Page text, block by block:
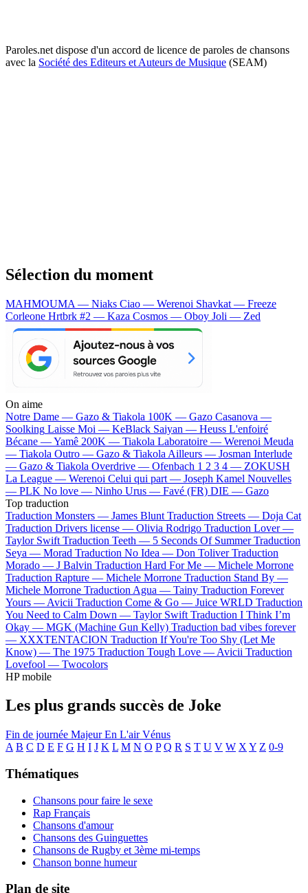
Paroles.net dispose d'un accord de licence de paroles de chansons
avec la Société des Editeurs et Auteurs de Musique (SEAM)
Sélection du moment
MAHMOUMA — Niaks Ciao — Werenoi Shavkat — Freeze
Corleone Hrtbrk #2 — Kaza Cosmos — Oboy Joli — Zed
On aime
Notre Dame — Gazo & Tiakola 100K — Gazo Casanova —
Soolking Laisse Moi — KeBlack Saiyan — Heuss L'enfoiré
Bécane —Yamê 200K — Tiakola Laboratoire — Werenoi Meuda
— Tiakola Outro — Gazo & Tiakola Ailleurs — Josman Interlude
— Gazo & Tiakola Overdrive — Ofenbach 1 2 3 4 — ZOKUSH
La League — Werenoi Celui qui part — Joseph Kamel Nouvelles
— PLK No love — Ninho Urus — Favé (FR) DIE — Gazo
Top traduction
Traduction Monsters — James Blunt Traduction Streets — Doja Cat
Traduction Drivers license — Olivia Rodrigo Traduction Lover —
Taylor Swift Traduction Teeth — 5 Seconds Of Summer Traduction
Seya — Morad Traduction No Idea — Don Toliver Traduction
Morado — J Balvin Traduction Hard For Me — Michele Morrone
Traduction Rapture — Michele Morrone Traduction Stand By —
Michele Morrone Traduction Agua — Tainy Traduction Forever
Yours — Avicii Traduction Come & Go — Juice WRLD Traduction
You Need to Calm Down — Taylor Swift Traduction I Think I’m
Okay — MGK (Machine Gun Kelly) Traduction bad vibes forever
— XXXTENTACION Traduction If You're Too Shy (Let Me
Know) — The 1975 Traduction Tough Love — Avicii Traduction
Lovefool — Twocolors
HP mobile
Les plus grands succès de Joke
Fin de journée Majeur En L'airVénus
A B C D E F G H I J K L M N O P Q R S T U V W X Y Z 0-9
Thématiques
Chansons pour faire le sexe
Rap Français
Chansons d'amour
Chansons des Guinguettes
Chansons de Rugby et 3ème mi-temps
Chanson bonne humeur
Plan de site